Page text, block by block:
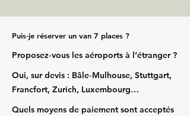
Puis‑je réserver un van 7 places ?
Proposez‑vous les aéroports à l’étranger ?
Oui, sur devis : Bâle‑Mulhouse, Stuttgart,
Francfort, Zurich, Luxembourg…
Quels moyens de paiement sont acceptés